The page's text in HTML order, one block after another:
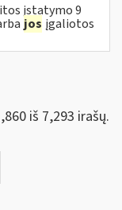
įstatymo 9
jos įgaliotos
iš 7,293 irašų.